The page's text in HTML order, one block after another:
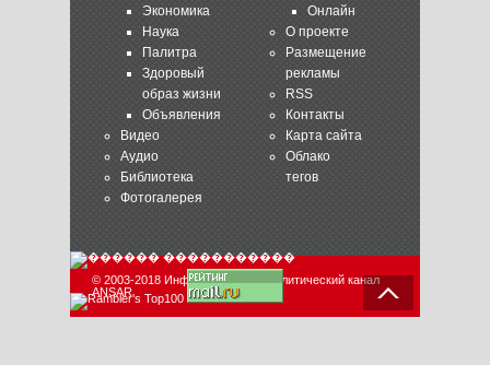
Экономика
Наука
Палитра
Здоровый
образ жизни
Объявления
Видео
Аудио
Библиотека
Фотогалерея
Онлайн
О проекте
Размещение
рекламы
RSS
Контакты
Карта сайта
Облако
тегов
© 2003-2018 Информационно-аналитический канал
ANSAR